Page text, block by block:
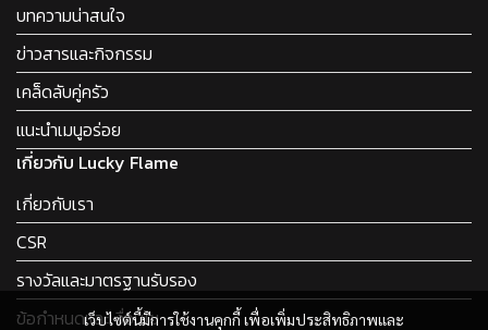
เว็บไซต์นี้มีการใช้งานคุกกี้ เพื่อเพิ่มประสิทธิภาพและ
บทความน่าสนใจ
ข่าวสารและกิจกรรม
เคล็ดลับคู่ครัว
แนะนำเมนูอร่อย
เกี่ยวกับ Lucky Flame
เกี่ยวกับเรา
CSR
รางวัลและมาตรฐานรับรอง
ข้อกำหนดและเงื่อนไข